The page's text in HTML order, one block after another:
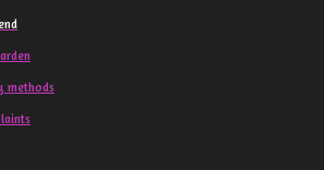
methods